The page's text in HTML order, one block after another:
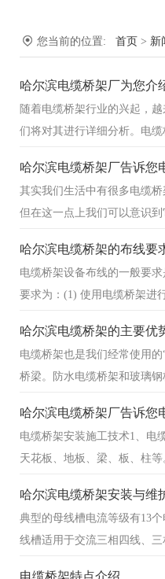
您当前的位置: 首页 > 新
哈尔滨电缆桥架厂为您介
随着电缆桥架行业的兴起，
们将对其进行详细分析。电
哈尔滨电缆桥架厂告诉您
其实我们生活中有很多电缆
但在这一点上我们可以意识
哈尔滨电缆桥架的布线要
电缆桥架设备布线的一般要
要求为：(1) 使用电缆桥架进
哈尔滨电缆桥架的主要优
电缆桥架也是我们经常使用
桥梁。防水电缆桥架和玻璃
哈尔滨电缆桥架厂告诉您
电缆桥架安装施工技术1、电
天花板、地板、梁、板、柱
哈尔滨电缆桥架安装与维
典型的母线槽电流等级有13个
线槽适用于交流三相四线、
电缆桥架特点介绍